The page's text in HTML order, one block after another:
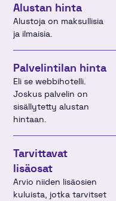
Alustan hinta
Alustoja on maksullisia
ja ilmaisia.
Palvelintilan hinta
Eli se webbihotelli.
Joskus palvelin on
sisällytetty alustan
hintaan.
Tarvittavat
lisäosat
Arvio niiden lisäosien
kuluista, jotka tarvitset